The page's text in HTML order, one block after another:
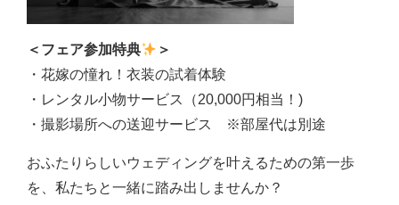
＜フェア参加特典
＞
・花嫁の憧れ！衣装の試着体験
・レンタル小物サービス（20,000円相当！)
・撮影場所への送迎サービス ※部屋代は別途
おふたりらしいウェディングを叶えるための第一歩
を、私たちと一緒に踏み出しませんか？